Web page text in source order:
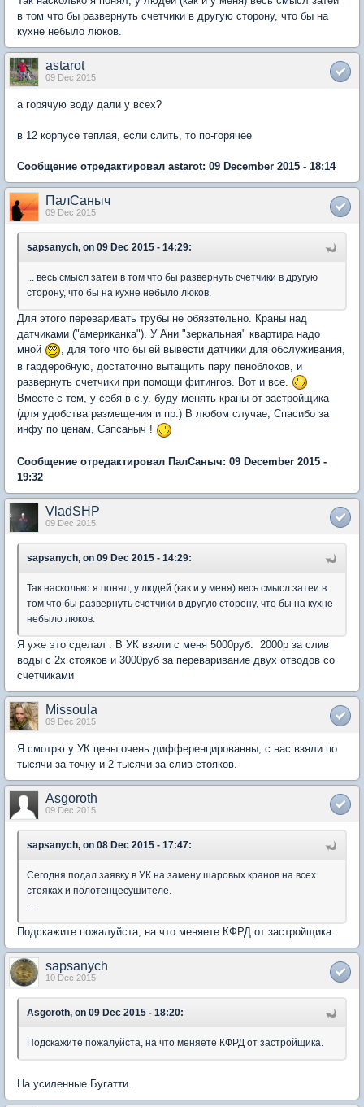
в том что бы развернуть счетчики в другую сторону, что бы на
кухне небыло люков.
astarot
09 Dec 2015
а горячую воду дали у всех?
в 12 корпусе теплая, если слить, то по-горячее
Сообщение отредактировал astarot: 09 December 2015 - 18:14
ПалСаныч
09 Dec 2015
sapsanych, on 09 Dec 2015 - 14:29:
... весь смысл затеи в том что бы развернуть счетчики в другую
сторону, что бы на кухне небыло люков.
Для этого переваривать трубы не обязательно. Краны над
датчиками ("американка"). У Ани "зеркальная" квартира надо
мной
, для того что бы ей вывести датчики для обслуживания,
в гардеробную, достаточно вытащить пару пеноблоков, и
развернуть счетчики при помощи фитингов. Вот и все.
Вместе с тем, у себя в с.у. буду менять краны от застройщика
(для удобства размещения и пр.) В любом случае, Спасибо за
инфу по ценам, Сапсаныч !
Сообщение отредактировал ПалСаныч: 09 December 2015 -
19:32
VladSHP
09 Dec 2015
sapsanych, on 09 Dec 2015 - 14:29:
Так насколько я понял, у людей (как и у меня) весь смысл затеи в
том что бы развернуть счетчики в другую сторону, что бы на кухне
небыло люков.
Я уже это сделал . В УК взяли с меня 5000руб. 2000р за слив
воды с 2х стояков и 3000руб за переваривание двух отводов со
счетчиками
Missoula
09 Dec 2015
Я смотрю у УК цены очень дифференцированны, с нас взяли по
тысячи за точку и 2 тысячи за слив стояков.
Asgoroth
09 Dec 2015
sapsanych, on 08 Dec 2015 - 17:47:
Сегодня подал заявку в УК на замену шаровых кранов на всех
стояках и полотенцесушителе.
...
Подскажите пожалуйста, на что меняете КФРД от застройщика.
sapsanych
10 Dec 2015
Asgoroth, on 09 Dec 2015 - 18:20:
Подскажите пожалуйста, на что меняете КФРД от застройщика.
На усиленные Бугатти.